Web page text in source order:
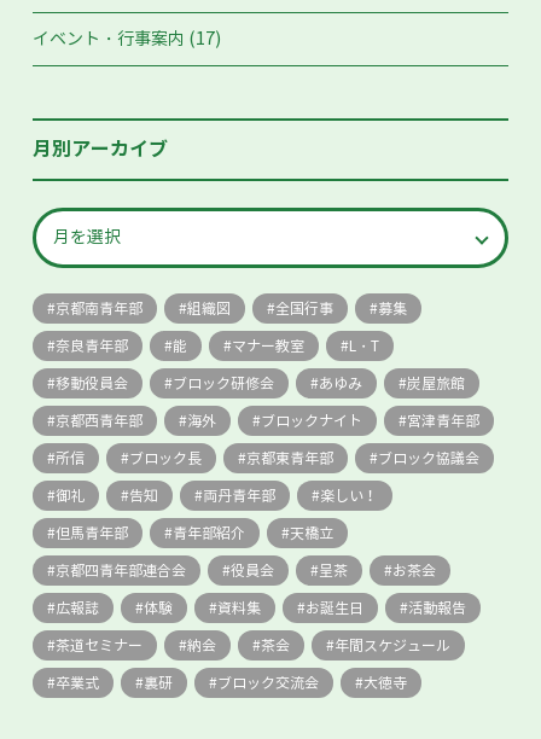
イベント・行事案内 (17)
月別アーカイブ
京都南青年部 組織図 全国行事 募集
奈良青年部 能 マナー教室 L・T
移動役員会 ブロック研修会 あゆみ 炭屋旅館
京都西青年部 海外 ブロックナイト 宮津青年部
所信 ブロック長 京都東青年部 ブロック協議会
御礼 告知 両丹青年部 楽しい！
但馬青年部 青年部紹介 天橋立
京都四青年部連合会 役員会 呈茶 お茶会
広報誌 体験 資料集 お誕生日 活動報告
茶道セミナー 納会 茶会 年間スケジュール
卒業式 裏研 ブロック交流会 大徳寺